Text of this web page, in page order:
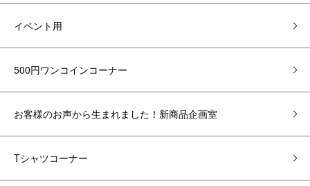
イベント用
500円ワンコインコーナー
お客様のお声から生まれました！新商品企画室
Tシャツコーナー